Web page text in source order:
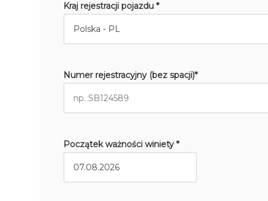
Kraj rejestracji pojazdu *
Numer rejestracyjny (bez spacji)*
Początek ważności winiety *